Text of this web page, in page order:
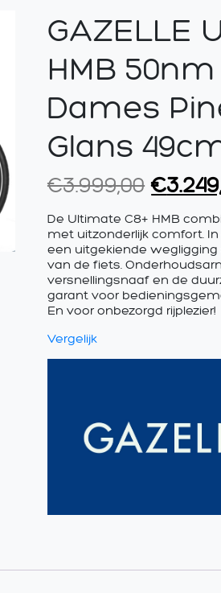
GAZELLE
HMB
Dames
Glans
€3.999,00
prijs
was:
€
De Ultimate C8+ HMB
met uitzonderlijk comfort.
een uitgekiende
van de fiets.
versnellingsnaaf en de
garant voor
En voor onbezorgd rijplezier!
Vergelijk